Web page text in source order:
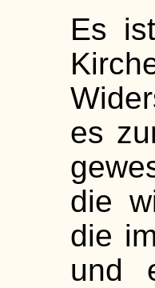
Es
es
die
die
und